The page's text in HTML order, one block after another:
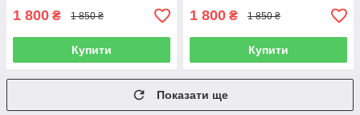
1 800 ₴ 1 850 ₴
Купити
1 800 ₴ 1 850 ₴
Купити
Показати ще